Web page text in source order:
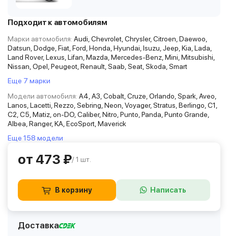
Подходит к автомобилям
Марки автомобиля: Audi, Chevrolet, Chrysler, Citroen, Daewoo,
Datsun, Dodge, Fiat, Ford, Honda, Hyundai, Isuzu, Jeep, Kia, Lada,
Land Rover, Lexus, Lifan, Mazda, Mercedes-Benz, Mini, Mitsubishi,
Nissan, Opel, Peugeot, Renault, Saab, Seat, Skoda, Smart
Еще 7 марки
Модели автомобиля: A4, A3, Cobalt, Cruze, Orlando, Spark, Aveo,
Lanos, Lacetti, Rezzo, Sebring, Neon, Voyager, Stratus, Berlingo, C1,
C2, C5, Matiz, on-DO, Caliber, Nitro, Punto, Panda, Punto Grande,
Albea, Ranger, KA, EcoSport, Maverick
Еще 158 модели
от 473 ₽/ 1 шт.
В корзину Написать
Доставка